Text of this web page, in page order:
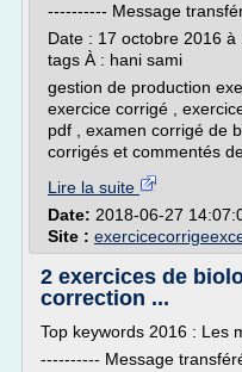
---------- Message
Date : 17 octobre 2016
tags À : hani sami
gestion de production
exercice corrigé ,
pdf , examen corrigé de
corrigés et commentés
Lire la suite
Date: 2018-06-27
Site :
2 exercices de
correction ...
Top keywords 2016 : Les
---------- Message